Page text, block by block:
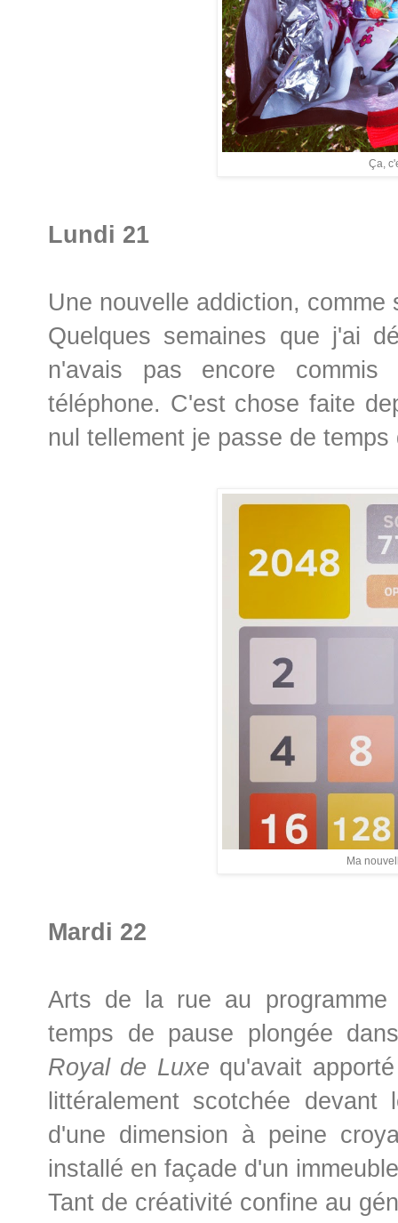
Ça,
Lundi 21
Une nouvelle addiction,
Quelques semaines que j'ai
n'avais pas encore
téléphone. C'est chose faite
nul tellement je passe de
Ma
Mardi 22
Arts de la rue au
temps de pause plongée
Royal de Luxe qu'avait
littéralement scotchée
d'une dimension à peine
installé en façade d'un
Tant de créativité confine au